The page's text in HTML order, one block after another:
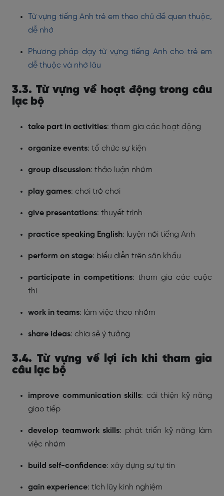
Từ vựng tiếng Anh trẻ em theo chủ đề quen thuộc,
dễ nhớ
Phương pháp dạy từ vựng tiếng Anh cho trẻ em
dễ thuộc và nhớ lâu
3.3. Từ vựng về hoạt động trong câu
lạc bộ
take part in activities: tham gia các hoạt động
organize events: tổ chức sự kiện
group discussion: thảo luận nhóm
play games: chơi trò chơi
give presentations: thuyết trình
practice speaking English: luyện nói tiếng Anh
perform on stage: biểu diễn trên sân khấu
participate in competitions: tham gia các cuộc
thi
work in teams: làm việc theo nhóm
share ideas: chia sẻ ý tưởng
3.4. Từ vựng về lợi ích khi tham gia
câu lạc bộ
improve communication skills: cải thiện kỹ năng
giao tiếp
develop teamwork skills: phát triển kỹ năng làm
việc nhóm
build self-confidence: xây dựng sự tự tin
gain experience: tích lũy kinh nghiệm